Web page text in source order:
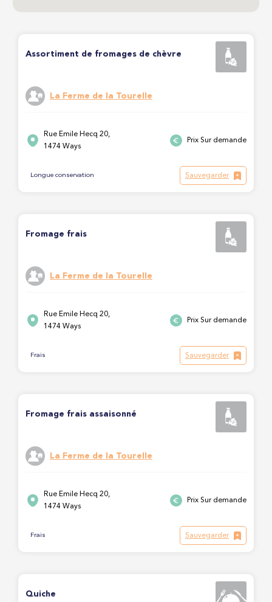
Assortiment de fromages de chèvre
La Ferme de la Tourelle
Rue Emile Hecq 20,
1474 Ways
Prix Sur demande
Longue conservation Sauvegarder
Fromage frais
La Ferme de la Tourelle
Rue Emile Hecq 20,
1474 Ways
Prix Sur demande
Frais Sauvegarder
Fromage frais assaisonné
La Ferme de la Tourelle
Rue Emile Hecq 20,
1474 Ways
Prix Sur demande
Frais Sauvegarder
Quiche